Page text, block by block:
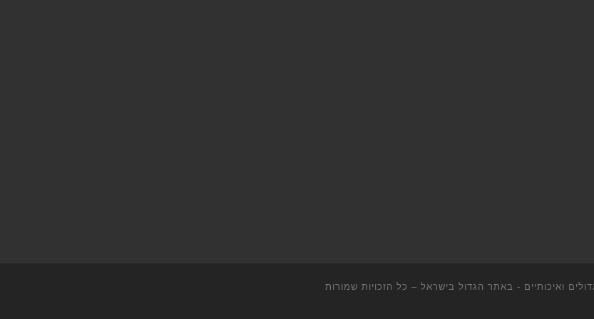
ואיכותיים - באתר הגדול בישראל – כל הזכויות שמורות